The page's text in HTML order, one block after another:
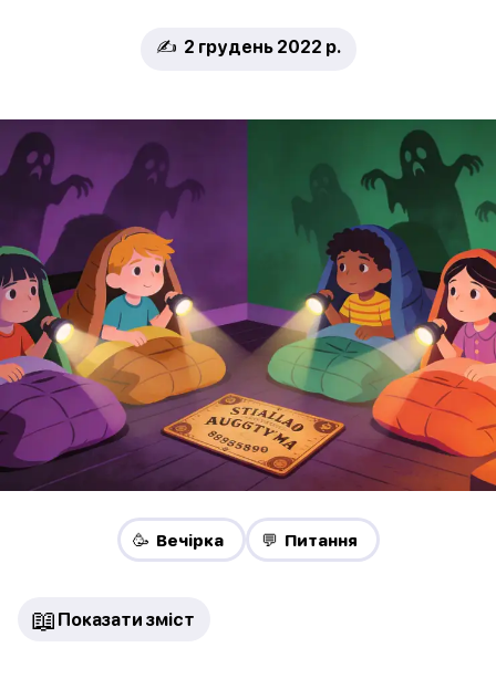
✍️ 2 грудень 2022 р.
🥳 Вечірка 💬 Питання
📖 Показати зміст